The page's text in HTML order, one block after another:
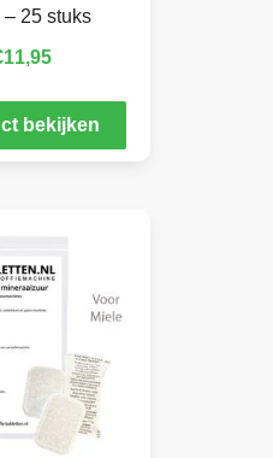
– 25 stuks
11,95
bekijken